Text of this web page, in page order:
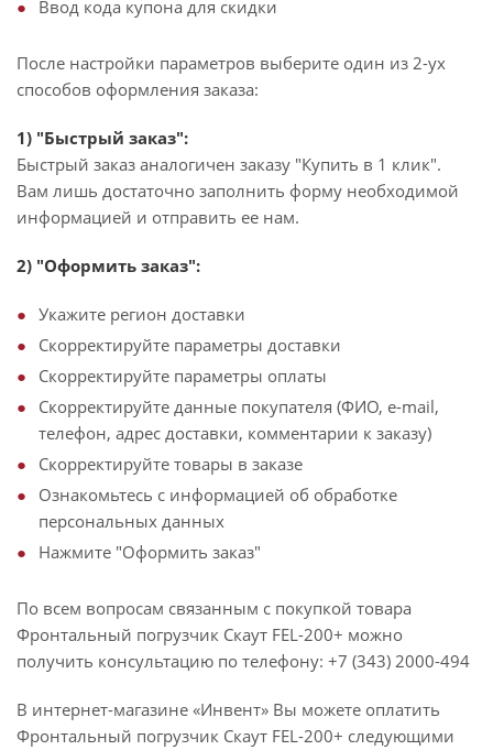
Ввод кода купона для скидки
После настройки параметров выберите один из 2-ух
способов оформления заказа:
1) "Быстрый заказ":
Быстрый заказ аналогичен заказу "Купить в 1 клик".
Вам лишь достаточно заполнить форму необходимой
информацией и отправить ее нам.
2) "Оформить заказ":
Укажите регион доставки
Скорректируйте параметры доставки
Скорректируйте параметры оплаты
Скорректируйте данные покупателя (ФИО, e-mail,
телефон, адрес доставки, комментарии к заказу)
Скорректируйте товары в заказе
Ознакомьтесь с информацией об обработке
персональных данных
Нажмите "Оформить заказ"
По всем вопросам связанным с покупкой товара
Фронтальный погрузчик Скаут FEL-200+ можно
получить консультацию по телефону: +7 (343) 2000-494
В интернет-магазине «Инвент» Вы можете оплатить
Фронтальный погрузчик Скаут FEL-200+ следующими